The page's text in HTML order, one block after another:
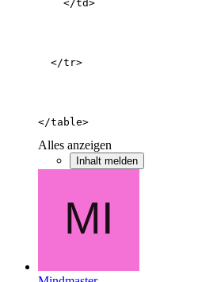
</table>
Alles anzeigen
Inhalt melden